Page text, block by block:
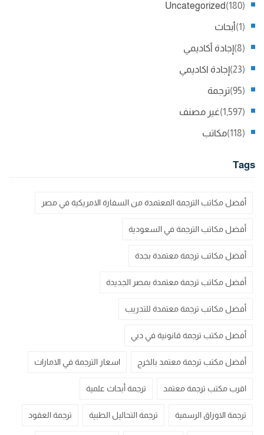
Uncategorized (180)
أبحاث (1)
إجادة أكاديمي (8)
إجادة اكاديمي (23)
ترجمة (95)
غير مصنف (1,597)
مكاتب (118)
Tags
أفضل مكاتب الترجمة المعتمدة من السفارة الامريكية في مصر
أفضل مكاتب الترجمة في السعودية
أفضل مكاتب ترجمة معتمدة بجدة
أفضل مكاتب ترجمة معتمدة بمصر الجديدة
أفضل مكاتب ترجمة معتمدة للتدريب
أفضل مكتب ترجمة قانونية في دبي
أفضل مكتب ترجمة معتمد بالخرج اسعار الترجمة في الامارات
اقرب مكتب ترجمة معتمد ترجمة أبحاث علمية
ترجمة الاوراق الرسمية ترجمة التحاليل الطبية ترجمة العقود